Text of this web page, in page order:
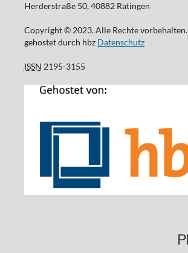
Herderstraße 50, 40882 Ratingen
Copyright © 2023. Alle Rechte vorbehalten.
gehostet durch hbz Datenschutz
ISSN 2195-3155